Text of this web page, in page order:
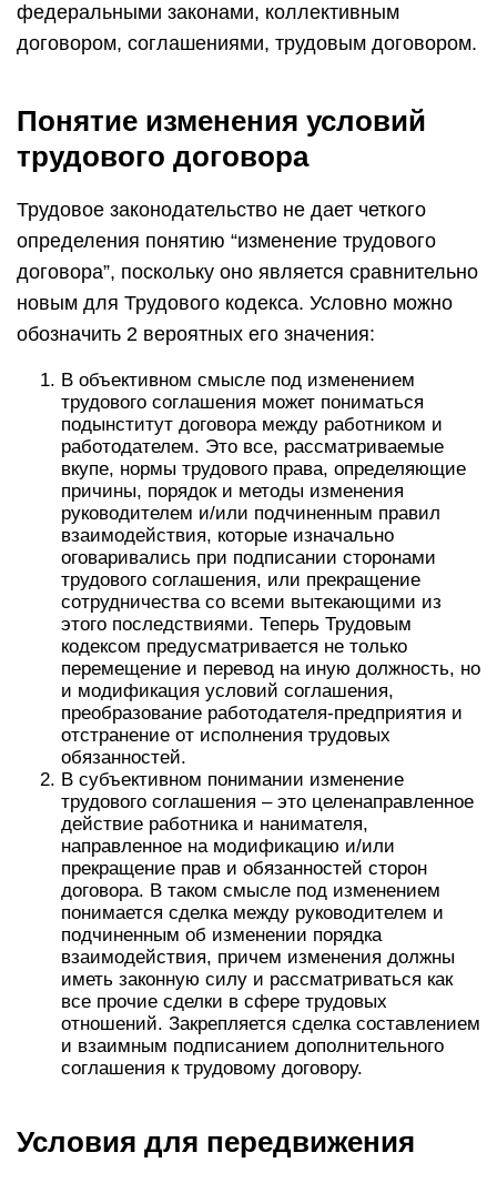
федеральными законами, коллективным
договором, соглашениями, трудовым договором.
Понятие изменения условий
трудового договора
Трудовое законодательство не дает четкого
определения понятию “изменение трудового
договора”, поскольку оно является сравнительно
новым для Трудового кодекса. Условно можно
обозначить 2 вероятных его значения:
В объективном смысле под изменением
трудового соглашения может пониматься
подынститут договора между работником и
работодателем. Это все, рассматриваемые
вкупе, нормы трудового права, определяющие
причины, порядок и методы изменения
руководителем и/или подчиненным правил
взаимодействия, которые изначально
оговаривались при подписании сторонами
трудового соглашения, или прекращение
сотрудничества со всеми вытекающими из
этого последствиями. Теперь Трудовым
кодексом предусматривается не только
перемещение и перевод на иную должность, но
и модификация условий соглашения,
преобразование работодателя-предприятия и
отстранение от исполнения трудовых
обязанностей.
В субъективном понимании изменение
трудового соглашения – это целенаправленное
действие работника и нанимателя,
направленное на модификацию и/или
прекращение прав и обязанностей сторон
договора. В таком смысле под изменением
понимается сделка между руководителем и
подчиненным об изменении порядка
взаимодействия, причем изменения должны
иметь законную силу и рассматриваться как
все прочие сделки в сфере трудовых
отношений. Закрепляется сделка составлением
и взаимным подписанием дополнительного
соглашения к трудовому договору.
Условия для передвижения